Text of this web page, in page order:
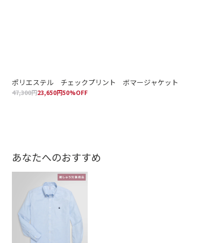
ポリエステル チェックプリント ボマージャケット
47,300円23,650円50%OFF
あなたへのおすすめ